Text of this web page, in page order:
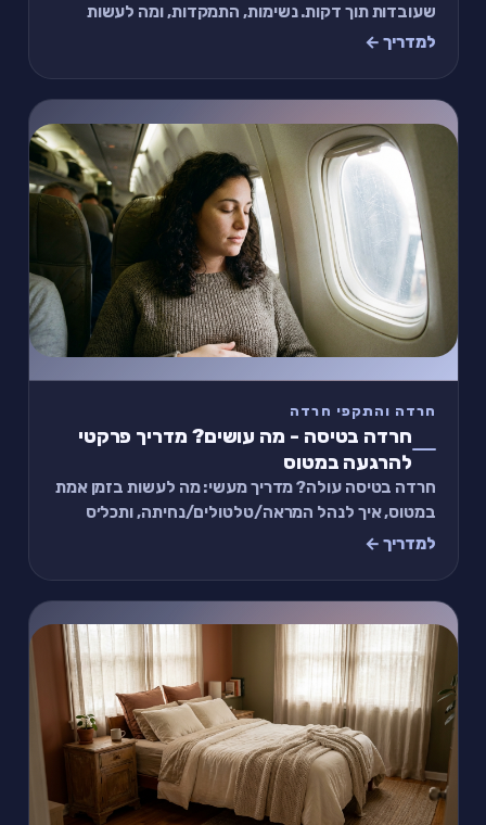
שעובדות תוך דקות. נשימות, התמקדות, ומה לעשות
אחרי שזה עובר.
למדריך ←
חרדה והתקפי חרדה
חרדה בטיסה - מה עושים? מדריך פרקטי
להרגעה במטוס
חרדה בטיסה עולה? מדריך מעשי: מה לעשות בזמן אמת
במטוס, איך לנהל המראה/טלטולים/נחיתה, ותכל׳ס
תרגיל 2 דקות להרגעה.
למדריך ←